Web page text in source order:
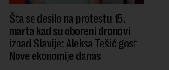
Šta se desilo na protestu 15.
marta kad su oboreni dronovi
iznad Slavije: Aleksa Tešić gost
Nove ekonomije danas